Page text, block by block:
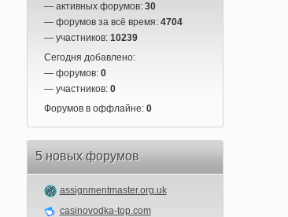
— активных форумов: 30
— форумов за всё время: 4704
— участников: 10239
Сегодня добавлено:
— форумов: 0
— участников: 0
Форумов в оффлайне: 0
5 новых форумов
assignmentmaster.org.uk
casinovodka-top.com